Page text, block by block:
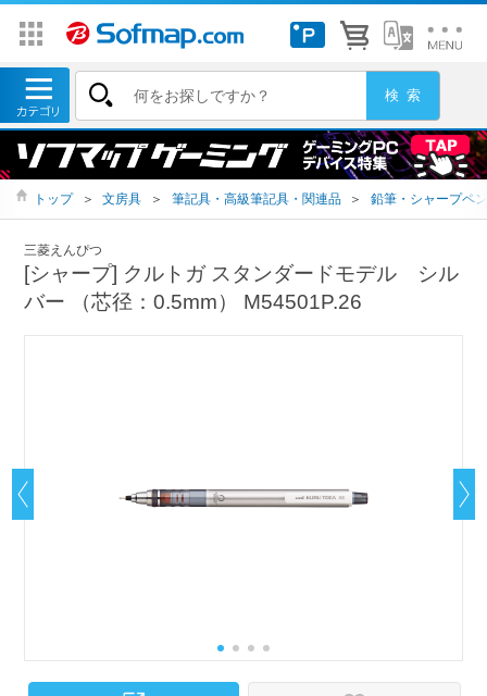
トップ ＞ 文房具 ＞ 筆記具・高級筆記具・関連品 ＞ 鉛筆・シャープペン
三菱えんぴつ
[シャープ] クルトガ スタンダードモデル シル
バー （芯径：0.5mm） M54501P.26